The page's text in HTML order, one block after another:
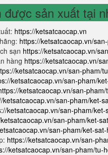
sản xuất tại
https://ketsatcaocap.vn
https://ketsatcaocap.vn/
sạn https://ketsatcaocap.vn/
hàng https://ketsatcaocap.vn/
ketsatcaocap.vn/san-pham/
ketsatcaocap.vn/san-pham/
ketsatcaocap.vn/san-
ketsatcaocap.vn/san-pham/ket-
ketsatcaocap.vn/san-pham/
san-pham/ket-
san-pham/ket-
https://ketsatcaocap.vn/san-
ketsatcaocap.vn/san-pham/tu-